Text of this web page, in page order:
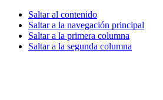
Saltar al contenido
Saltar a la navegación principal
Saltar a la primera columna
Saltar a la segunda columna